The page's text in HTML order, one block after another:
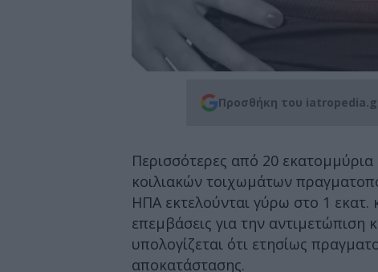
Προσθήκη του
Περισσότερες από 20
κοιλιακών τοιχωμάτων
ΗΠΑ εκτελούνται γύρω στο 1 εκατ.
επεμβάσεις για την
υπολογίζεται ότι ετησίως
αποκατάστασης.